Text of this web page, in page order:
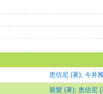
恵信尼 (著); 今井
親鸞 (著); 恵信尼 (